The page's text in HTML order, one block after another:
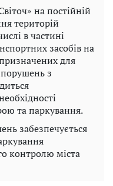
на постійній
територій
в частині
засобів на
для
з
та паркування.
забезпечується
контролю міста